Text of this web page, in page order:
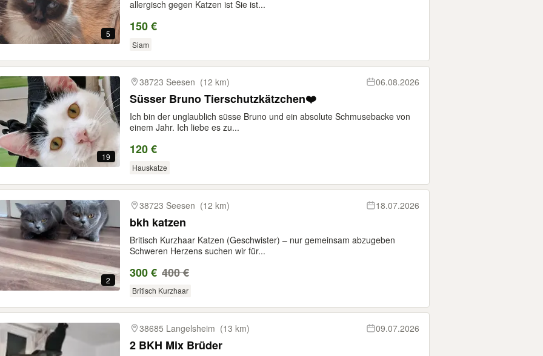
5
allergisch gegen Katzen ist Sie ist...
150 €
Siam
19
38723 Seesen (12 km) 06.08.2026
Süsser Bruno Tierschutzkätzchen❤️
Ich bin der unglaublich süsse Bruno und ein absolute Schmusebacke von
einem Jahr. Ich liebe es zu...
120 €
Hauskatze
2
38723 Seesen (12 km) 18.07.2026
bkh katzen
Britisch Kurzhaar Katzen (Geschwister) – nur gemeinsam abzugeben
Schweren Herzens suchen wir für...
300 € 400 €
Britisch Kurzhaar
38685 Langelsheim (13 km) 09.07.2026
2 BKH Mix Brüder